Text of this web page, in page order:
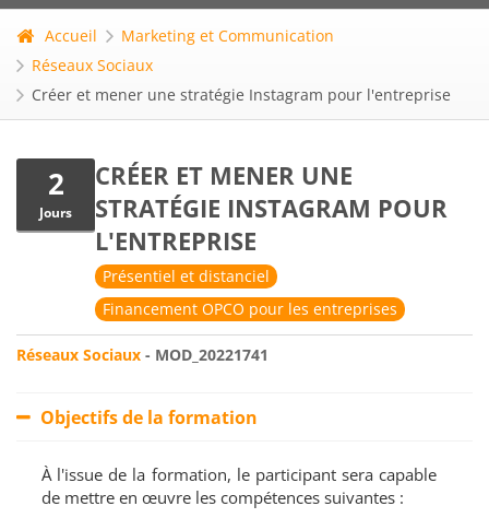
Accueil
Marketing et Communication
Réseaux Sociaux
Créer et mener une stratégie Instagram pour l'entreprise
2
Jours
CRÉER ET MENER UNE
STRATÉGIE INSTAGRAM POUR
L'ENTREPRISE
Présentiel et distanciel
Financement OPCO pour les entreprises
Réseaux Sociaux - MOD_20221741
Objectifs de la formation
À l'issue de la formation, le participant sera capable
de mettre en œuvre les compétences suivantes :